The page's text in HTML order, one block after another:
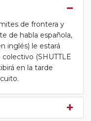
de frontera y
de habla española,
inglés) le estará
(SHUTTLE
en la tarde